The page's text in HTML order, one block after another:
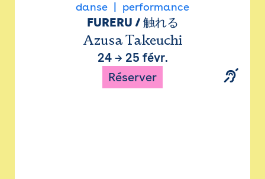
danse performance
FURERU / 触れる
Azusa Takeuchi
24→ 25 févr.
Réserver